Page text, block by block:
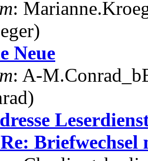
:
Neue
: A-
Briefwechsel